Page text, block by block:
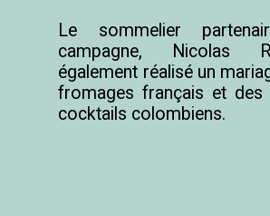
Le sommelier
campagne, Nicolas
également réalisé un
fromages français et des
cocktails colombiens.